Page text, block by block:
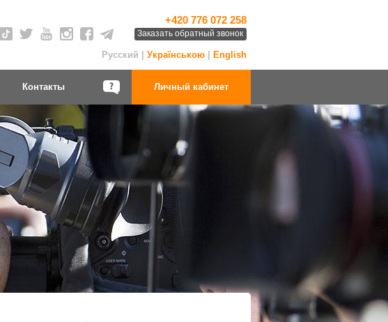
+420 776 072 258
Заказать обратный звонок
Русский | Українською| English
Контакты Личный кабинет